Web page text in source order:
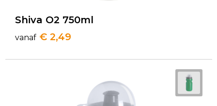
Shiva O2 750ml
vanaf € 2,49